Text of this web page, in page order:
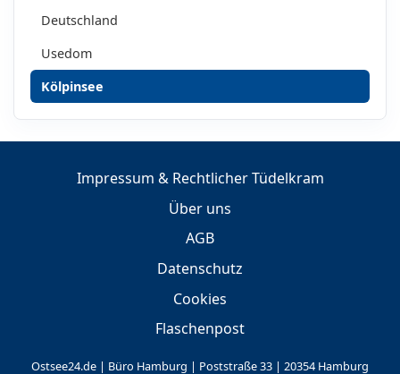
Deutschland
Usedom
Kölpinsee
Impressum & Rechtlicher Tüdelkram
Über uns
AGB
Datenschutz
Cookies
Flaschenpost
Ostsee24.de | Büro Hamburg | Poststraße 33 | 20354 Hamburg